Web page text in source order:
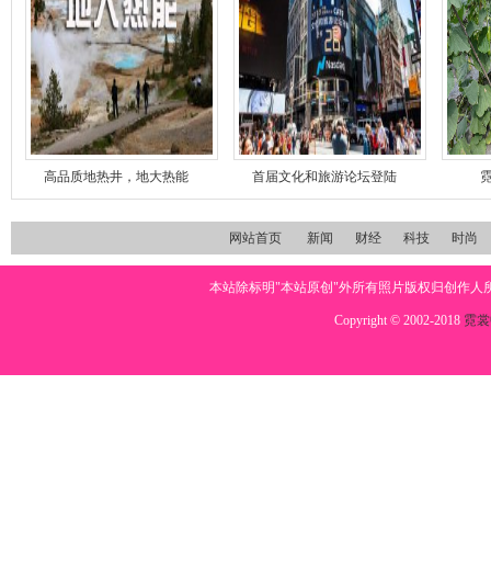
高品质地热井，地大热能 首届文化和旅游论坛登陆
网站首页 新闻 财经 科技 时尚
本站除标明"本站原创"外所有照片版权归创作
Copyright © 2002-2018 霓